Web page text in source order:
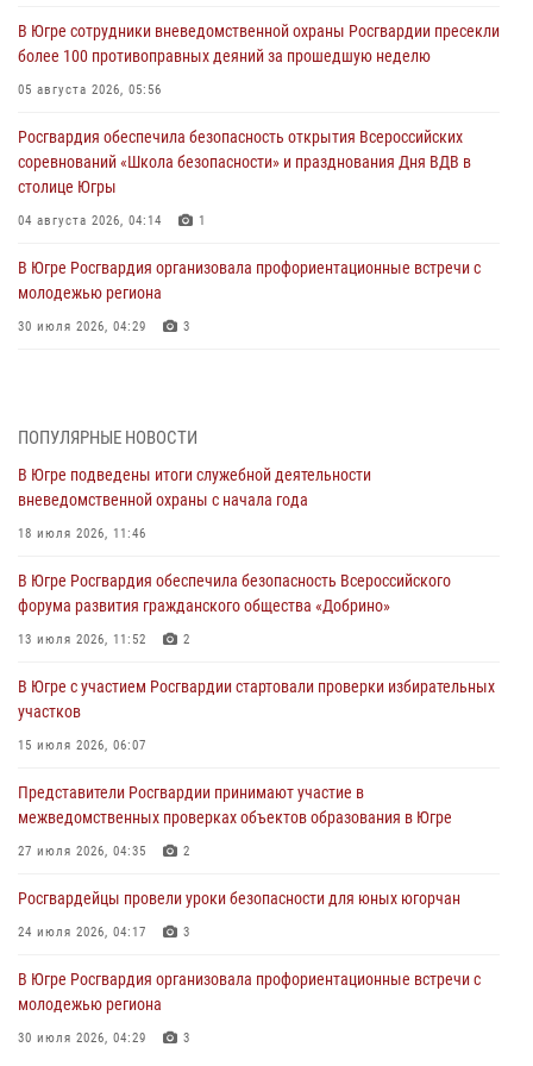
В Югре сотрудники вневедомственной охраны Росгвардии пресекли
более 100 противоправных деяний за прошедшую неделю
05 августа 2026, 05:56
Росгвардия обеспечила безопасность открытия Всероссийских
соревнований «Школа безопасности» и празднования Дня ВДВ в
столице Югры
04 августа 2026, 04:14 1
В Югре Росгвардия организовала профориентационные встречи с
молодежью региона
30 июля 2026, 04:29 3
27 июля 2026, 11:42
Представители Росгвардии принимают участие в
межведомственных проверках объектов образования в Югре
27 июля 2026, 04:35
Росгвардейцы провели уроки безопасности для юных югорчан
24 июля 2026, 04:17
вневедомственной охраны с начала года
18 июля 2026, 11:46
участков
ПОПУЛЯРНЫЕ НОВОСТИ
В Югре подведены итоги служебной деятельности
вневедомственной охраны с начала года
18 июля 2026, 11:46
В Югре Росгвардия обеспечила безопасность Всероссийского
форума развития гражданского общества «Добрино»
13 июля 2026, 11:52 2
В Югре с участием Росгвардии стартовали проверки избирательных
участков
15 июля 2026, 06:07
Представители Росгвардии принимают участие в
межведомственных проверках объектов образования в Югре
27 июля 2026, 04:35 2
Росгвардейцы провели уроки безопасности для юных югорчан
24 июля 2026, 04:17 3
В Югре Росгвардия организовала профориентационные встречи с
молодежью региона
30 июля 2026, 04:29 3